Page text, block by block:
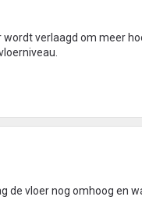
wordt verlaagd om meer
de vloer nog omhoog en